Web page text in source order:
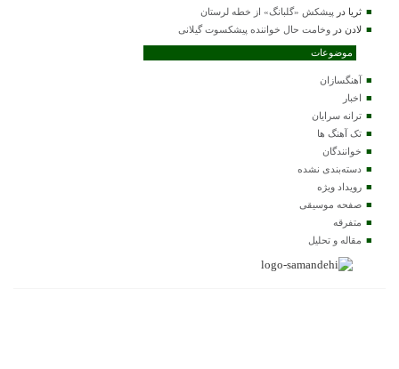
ثریا در پیشکش «گلبانگ» از خطه لرستان
لادن در وخامت حال خواننده پیشکسوت گیلانی
موضوعات
آهنگسازان
اخبار
ترانه سرایان
تک آهنگ ها
خوانندگان
دسته‌بندی نشده
رویداد ویژه
صفحه موسیقی
متفرقه
مقاله و تحلیل